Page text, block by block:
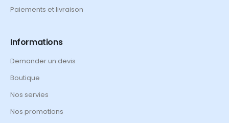
Paiements et livraison
Informations
Demander un devis
Boutique
Nos servies
Nos promotions